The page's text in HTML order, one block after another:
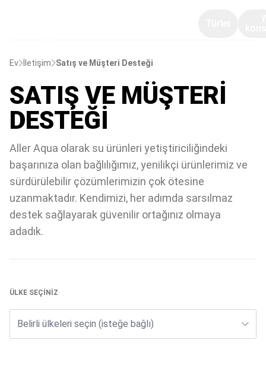
Ev İletişim Satış ve Müşteri Desteği
SATIŞ VE MÜŞTERI
DESTEĞI
Aller Aqua olarak su ürünleri yetiştiriciliğindeki
başarınıza olan bağlılığımız, yenilikçi ürünlerimiz ve
sürdürülebilir çözümlerimizin çok ötesine
uzanmaktadır. Kendimizi, her adımda sarsılmaz
destek sağlayarak güvenilir ortağınız olmaya
adadık.
ÜLKE SEÇINIZ
Belirli ülkeleri seçin (isteğe bağlı)